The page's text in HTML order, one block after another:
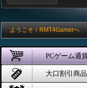
ようこそ！
PCゲーム通
大口割引商品